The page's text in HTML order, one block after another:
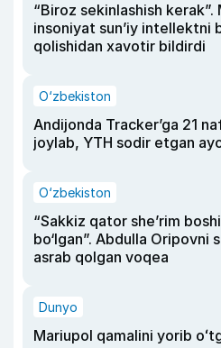
“Biroz sekinlashish kerak”.
insoniyat sun’iy intellektni
qolishidan xavotir bildirdi
O‘zbekiston
Andijonda Tracker’ga 21
joylab, YTH sodir etgan
O‘zbekiston
“Sakkiz qator she’rim
bo‘lgan”. Abdulla Oripovni
asrab qolgan voqea
Dunyo
Mariupol qamalini yorib